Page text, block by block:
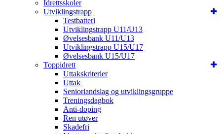
Idrettsskoler
Utviklingstrapp
Testbatteri
Utviklingstrapp U11/U13
Øvelsesbank U11/U13
Utviklingstrapp U15/U17
Øvelsesbank U15/U17
Toppidrett
Uttakskriterier
Uttak
Seniorlandslag og utviklingsgruppe
Treningsdagbok
Anti-doping
Ren utøver
Skadefri